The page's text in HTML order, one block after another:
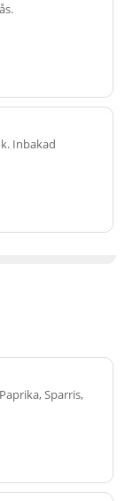
.
. Inbakad
Sparris,